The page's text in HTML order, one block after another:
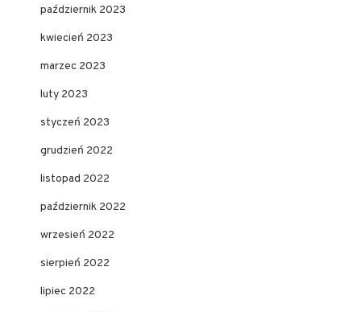
październik 2023
kwiecień 2023
marzec 2023
luty 2023
styczeń 2023
grudzień 2022
listopad 2022
październik 2022
wrzesień 2022
sierpień 2022
lipiec 2022